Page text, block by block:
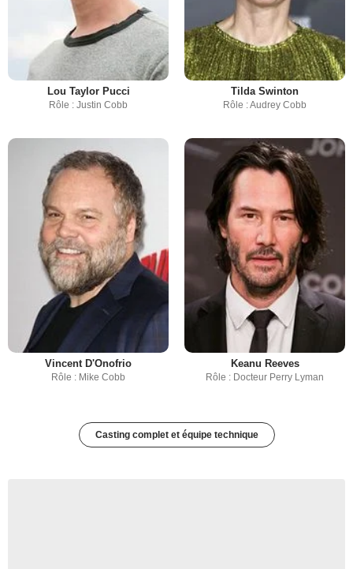
Lou Taylor Pucci
Rôle : Justin Cobb
Tilda Swinton
Rôle : Audrey Cobb
Vincent D'Onofrio
Rôle : Mike Cobb
Keanu Reeves
Rôle : Docteur Perry Lyman
Casting complet et équipe technique